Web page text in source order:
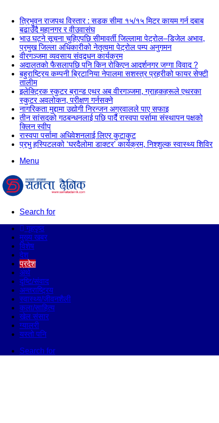
त्रिभुवन राजपथ विस्तार : सडक सीमा १५/१५ मिटर कायम गर्न दबाब
बढाउँदै महानगर र वीउवासंघ
भाउ घट्ने सूचना चुहिएपछि सीमावर्ती जिल्लामा पेट्रोल–डिजेल अभाव,
प्रमुख जिल्ला अधिकारीको नेतृत्वमा पेट्रोल पम्प अनुगमन
वीरगञ्जमा व्यवसाय संवद्र्धन कार्यक्रम
अदालतको फैसलापछि पनि किन रोकिएन आदर्शनगर जग्गा विवाद ?
बहुराष्ट्रिय कम्पनी ब्रिटानिया नेपालमा सशस्त्र प्रहरीको फायर सेफ्टी
तालीम
इलेक्ट्रिक स्कुटर ब्रान्ड एथर अब वीरगञ्जमा, ग्राहकहरूले एथरका
स्कुटर अवलोकन, परीक्षण गर्नसक्ने
नागरिकता मुद्दामा उद्योगी निरन्जन अग्रवालले पाए सफाइ
तीन सांसदको गठबन्धनलाई पछि पार्दै रास्वपा पर्सामा संस्थापन पक्षको
क्लिन स्वीप
रास्वपा पर्सामा अधिवेशनलाई लिएर कुटाकुट
प्रभु हस्पिटलको ‘घरदैलोमा डाक्टर’ कार्यक्रम, निश्शुल्क स्वास्थ्य शिविर
Menu
Search for
गृहपृष्ठ
मुख्य खबर
विशेष
देश
प्रदेश
अर्थ
दृष्टि/संवाद
अन्तराष्ट्रिय
स्वास्थ्य/जीवनशैली
कला/साहित्य
खेल संसार
ग्यालरी
यस्तो पनि
Search for